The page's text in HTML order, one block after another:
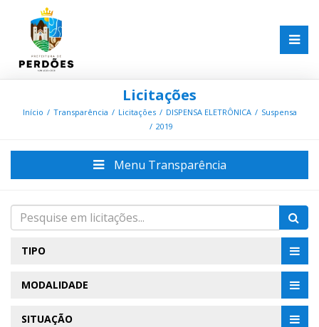
Licitações
Início Transparência Licitações DISPENSA ELETRÔNICA
Suspensa
2019
Menu Transparência
TIPO
MODALIDADE
SITUAÇÃO